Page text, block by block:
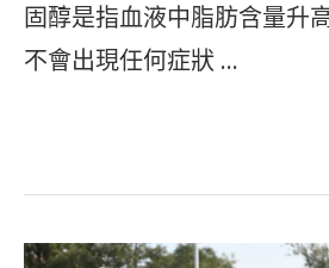
固醇是指血液中脂肪含量升
不會出現任何症狀 …